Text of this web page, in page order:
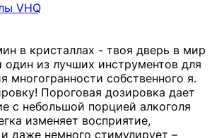
VHQ
в кристаллах - твоя дверь в мир
один из лучших инструментов для
многогранности собственного я.
Пороговая дозировка дает
с небольшой порцией алкоголя
изменяет восприятие,
даже немного стимулирует –